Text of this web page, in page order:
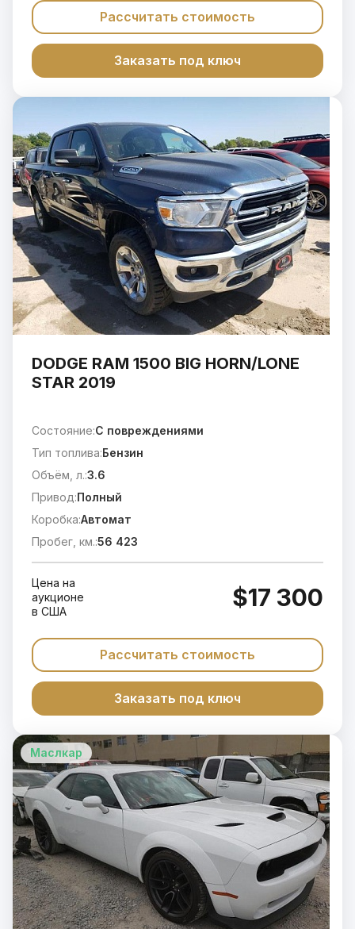
Рассчитать стоимость
Заказать под ключ
DODGE RAM 1500 BIG HORN/LONE
STAR 2019
Состояние:C повреждениями
Тип топлива:Бензин
Объём, л.:3.6
Привод:Полный
Коробка:Автомат
Пробег, км.:56 423
Цена на
аукционе
в США
$17 300
Рассчитать стоимость
Заказать под ключ
Маслкар